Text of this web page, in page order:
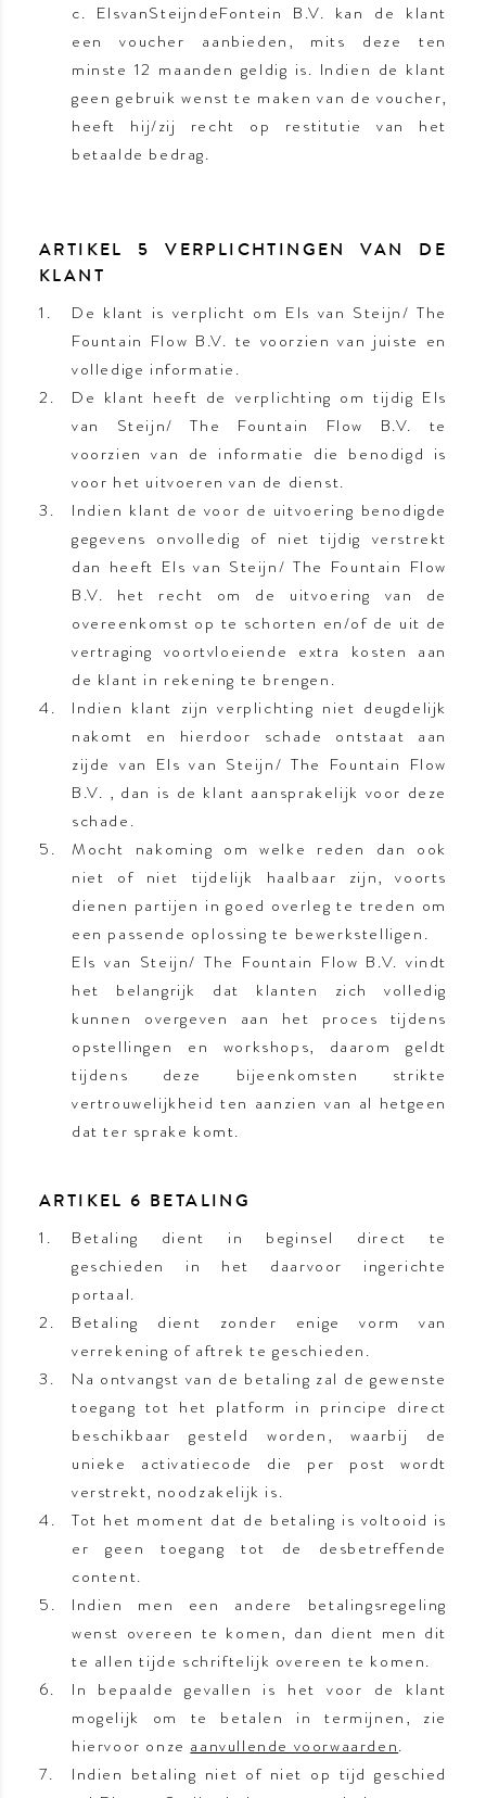
taal
c. ElsvanSteijndeFontein B.V. kan de klant
een voucher aanbieden, mits deze ten
minste 12 maanden geldig is. Indien de klant
geen gebruik wenst te maken van de voucher,
heeft hij/zij recht op restitutie van het
betaalde bedrag.
ARTIKEL 5 VERPLICHTINGEN VAN DE
KLANT
De klant is verplicht om Els van Steijn/ The
Fountain Flow B.V. te voorzien van juiste en
volledige informatie.
De klant heeft de verplichting om tijdig Els
van Steijn/ The Fountain Flow B.V. te
voorzien van de informatie die benodigd is
voor het uitvoeren van de dienst.
Indien klant de voor de uitvoering benodigde
gegevens onvolledig of niet tijdig verstrekt
dan heeft Els van Steijn/ The Fountain Flow
B.V. het recht om de uitvoering van de
overeenkomst op te schorten en/of de uit de
vertraging voortvloeiende extra kosten aan
de klant in rekening te brengen.
Indien klant zijn verplichting niet deugdelijk
nakomt en hierdoor schade ontstaat aan
zijde van Els van Steijn/ The Fountain Flow
B.V. , dan is de klant aansprakelijk voor deze
schade.
Mocht nakoming om welke reden dan ook
niet of niet tijdelijk haalbaar zijn, voorts
dienen partijen in goed overleg te treden om
een passende oplossing te bewerkstelligen.
Els van Steijn/ The Fountain Flow B.V. vindt
het belangrijk dat klanten zich volledig
kunnen overgeven aan het proces tijdens
opstellingen en workshops, daarom geldt
tijdens deze bijeenkomsten strikte
vertrouwelijkheid ten aanzien van al hetgeen
dat ter sprake komt.
ARTIKEL 6 BETALING
Betaling dient in beginsel direct te
geschieden in het daarvoor ingerichte
portaal.
Betaling dient zonder enige vorm van
verrekening of aftrek te geschieden.
Na ontvangst van de betaling zal de gewenste
toegang tot het platform in principe direct
beschikbaar gesteld worden, waarbij de
unieke activatiecode die per post wordt
verstrekt, noodzakelijk is.
Tot het moment dat de betaling is voltooid is
er geen toegang tot de desbetreffende
content.
Indien men een andere betalingsregeling
wenst overeen te komen, dan dient men dit
te allen tijde schriftelijk overeen te komen.
In bepaalde gevallen is het voor de klant
mogelijk om te betalen in termijnen, zie
hiervoor onzeaanvullende voorwaarden.
Indien betaling niet of niet op tijd geschied